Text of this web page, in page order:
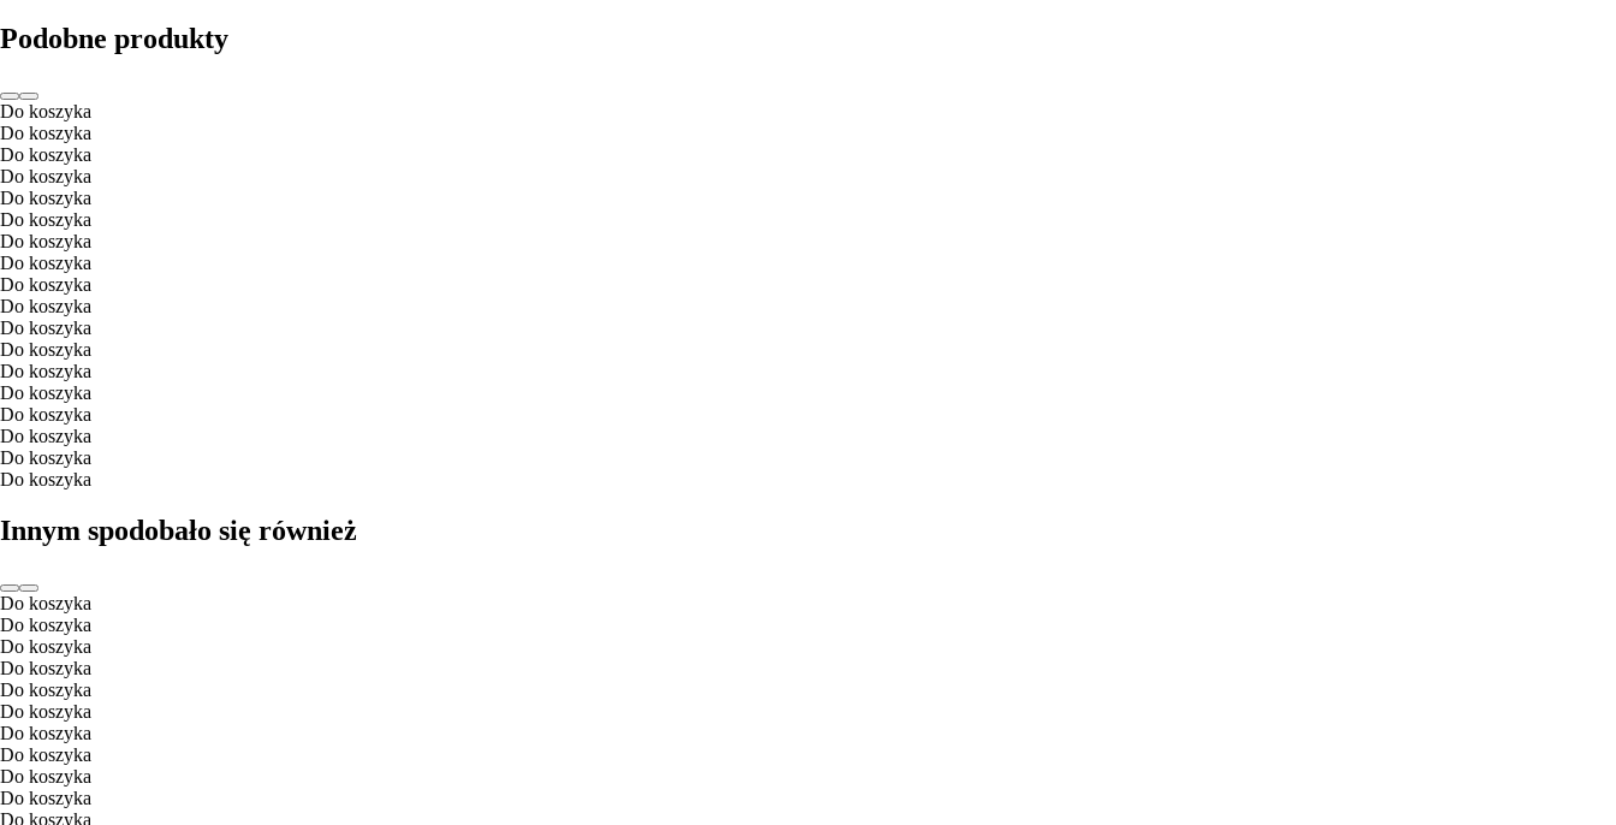
Podobne produkty
Do koszyka
Do koszyka
Do koszyka
Do koszyka
Do koszyka
Do koszyka
Do koszyka
Do koszyka
Do koszyka
Do koszyka
Do koszyka
Do koszyka
Do koszyka
Do koszyka
Do koszyka
Do koszyka
Do koszyka
Do koszyka
Innym spodobało się również
Do koszyka
Do koszyka
Do koszyka
Do koszyka
Do koszyka
Do koszyka
Do koszyka
Do koszyka
Do koszyka
Do koszyka
Do koszyka